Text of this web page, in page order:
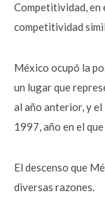
Competitividad, en
competitividad
México ocupó la
un lugar que
al año anterior, y el
1997, año en el
El descenso que
diversas razones.